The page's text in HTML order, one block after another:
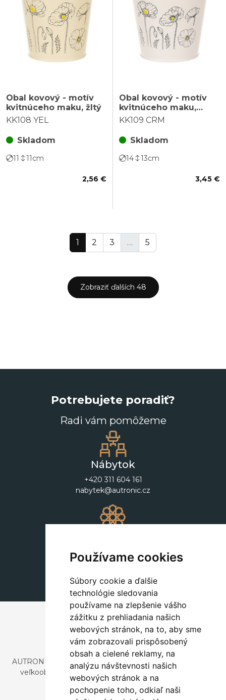
Používame cookies
Súbory cookie a ďalšie
technológie sledovania
používame na zlepšenie vášho
zážitku z prehliadania našich
webových stránok, na to, aby sme
vám zobrazovali prispôsobený
obsah a cielené reklamy, na
analýzu návštevnosti našich
webových stránok a na
pochopenie toho, odkiaľ naši
Obal kovový - motív
kvitnúceho maku, žltý
KK108 YEL
Skladom
11 11cm
2,56 €
Obal kovový - motív
kvitnúceho maku,
krémový
KK109 CRM
Skladom
14 13cm
3,45 €
1 2 3 … 5
Zobraziť ďalších 48
Potrebujete poradiť?
Radi vám pomôžeme
Nábytok
+420 311 604 161
nabytek@autronic.cz
+420 311 604 182
dekorace@autronic.cz
AUTRONIC, s.r.o. je spoločnosť zaoberajúca sa dovozom a
veľkoobchodným predajom dizajnového aj štýlového
nábytku a dekorácií.